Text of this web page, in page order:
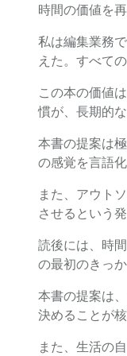
時間の価値を
私は編集業務
えた。すべて
この本の価値
慣が、長期的
本書の提案は
の感覚を言語
また、アウト
させるという
読後には、時
の最初のきっ
本書の提案は
決めることが
また、生活の